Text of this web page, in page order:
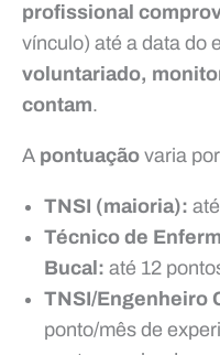
profissional
vínculo) até a data do
voluntariado,
contam.
A pontuação varia
TNSI (maioria):
Técnico de
Bucal: até 12
TNSI/Engenheiro
ponto/mês de